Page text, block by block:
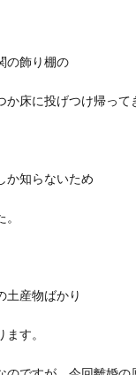
の飾り棚の
床に投げつけ帰って
か知らないため
土産物ばかり
す。